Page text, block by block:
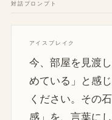
対話プロンプト
アイスブレイク
今、部屋を見渡
めている」と感
ください。その
感」を、言葉に